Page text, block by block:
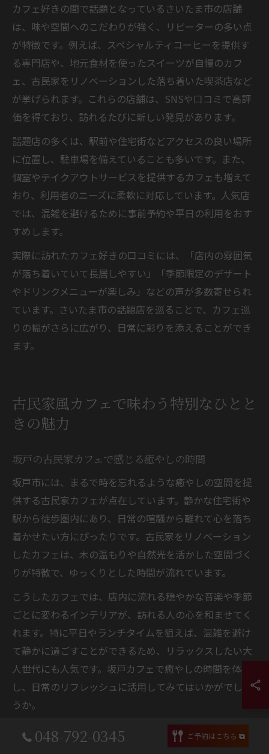
カフェ好きの間で話題となっているさいたま市の店舗
は、味や空間へのこだわりが強く、リピーターの多い点
が特徴です。例えば、スペシャルティコーヒーを提供す
る専門店や、地元食材を使ったスイーツが自慢のカフ
ェ、古民家をリノベーションした落ち着いた喫茶店など
が挙げられます。これらの店舗は、SNSや口コミで高評
価を得ており、訪れるたびに新しい発見があります。
話題店の多くは、駅前や住宅街などアクセスの良い場所
に位置し、駐車場を備えていることも多いです。また、
個室やテイクアウトサービスを提供するカフェも増えて
おり、利用者のニーズに柔軟に対応しています。人気店
では、混雑を避けるために事前予約や平日の利用をおす
すめします。
実際に訪れたカフェ好きの口コミには、「店内の雰囲気
が落ち着いていて長居しやすい」「季節限定のデザート
やドリンクメニューが楽しみ」などの声が多数寄せられ
ています。さいたま市の話題店を巡ることで、カフェ巡
りの幅がさらに広がり、日常に彩りを添えることができ
ます。
古民家風カフェで味わう特別なひとと
きの魅力
坂戸の古民家カフェで感じる癒やしの時間
坂戸市には、まるで時を忘れるような癒やしの空間を提
供する古民家カフェが点在しています。静かな住宅街や
駅から徒歩圏内にあり、日常の喧騒から離れて心を落ち
着かせたい方にぴったりです。古民家をリノベーション
したカフェは、木の温もりや自然光を活かした空間づく
りが特徴で、ゆっくりとした時間が流れています。
こうしたカフェでは、店内に流れる穏やかな音楽や季節
ごとに変わるインテリアが、訪れる人の心を和ませてく
れます。特に平日やランチタイムを狙えば、混雑を避け
て静かに過ごすことができるため、リラックスしたい大
人世代にも人気です。坂戸カフェで癒やしの時間を体感
し、日常のリフレッシュに活用してみてはいかがでしょ
うか。
カフェ巡りで古民家風の魅力を坂戸で体感
048-792-0345 ご予約はこちら